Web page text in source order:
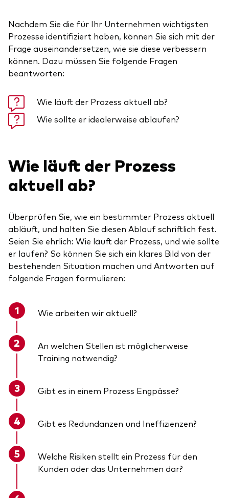
Nachdem Sie die für Ihr Unternehmen wichtigsten
Prozesse identifiziert haben, können Sie sich mit der
Frage auseinandersetzen, wie sie diese verbessern
können. Dazu müssen Sie folgende Fragen
beantworten:
Wie läuft der Prozess aktuell ab?
Wie sollte er idealerweise ablaufen?
Wie läuft der Prozess
aktuell ab?
Überprüfen Sie, wie ein bestimmter Prozess aktuell
abläuft, und halten Sie diesen Ablauf schriftlich fest.
Seien Sie ehrlich: Wie läuft der Prozess, und wie sollte
er laufen? So können Sie sich ein klares Bild von der
bestehenden Situation machen und Antworten auf
folgende Fragen formulieren:
Wie arbeiten wir aktuell?
An welchen Stellen ist möglicherweise
Training notwendig?
Gibt es in einem Prozess Engpässe?
Gibt es Redundanzen und Ineffizienzen?
Welche Risiken stellt ein Prozess für den
Kunden oder das Unternehmen dar?